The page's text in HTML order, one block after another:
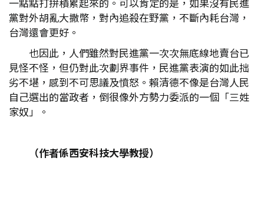
黨對外胡亂大撒幣，對內追殺在野黨，不斷內耗台灣，
台灣還會更好。
也因此，人們雖然對民進黨一次次無底線地賣台已
見怪不怪，但仍對此次劃界事件，民進黨表演的如此拙
劣不堪，感到不可思議及憤怒。賴清德不像是台灣人民
自己選出的當政者，倒很像外方勢力委派的一個「三姓
家奴」。
（作者係西安科技大學教授）